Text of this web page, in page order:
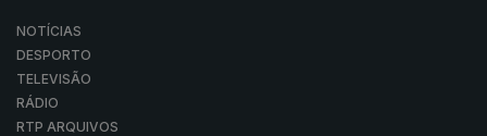
NOTÍCIAS
DESPORTO
TELEVISÃO
RÁDIO
RTP ARQUIVOS